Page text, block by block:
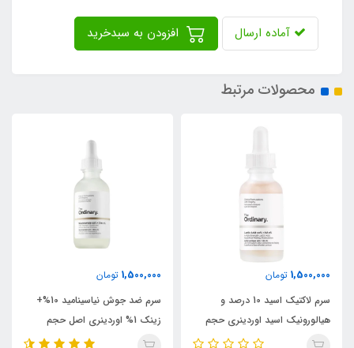
آماده ارسال
محصولات مرتبط
1,500,000 تومان
زینک 1% اوردینری اصل حجم
30میلی لیتر
1,500,000 تومان
سرم ضد لک آلفا آربوتین و
هیالورونیک اسید اوردینری حجم
30 میلی لیتر